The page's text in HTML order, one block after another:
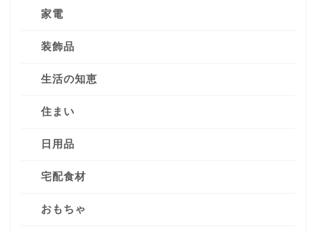
家電
装飾品
生活の知恵
住まい
日用品
宅配食材
おもちゃ